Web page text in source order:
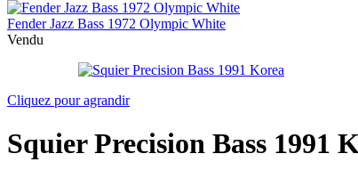
Fender Jazz Bass 1972 Olympic White
Vendu
Cliquez pour agrandir
Squier Precision Bass 1991